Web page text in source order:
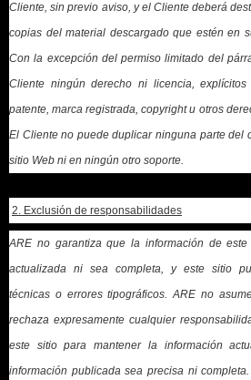
Cliente, sin previo aviso, y el Cliente deberá
copias del material descargado que estén en
Con la excepción del permiso limitado del
Cliente ningún derecho ni licencia,
patente, marca registrada, copyright u otros
El Cliente no puede duplicar ninguna parte del
sitio Web ni en ningún otro soporte.
2. Exclusión de responsabilidades
ARE no garantiza que la información de
actualizada ni sea completa, y este sitio
técnicas o errores tipográficos. ARE no
rechaza expresamente cualquier
este sitio para mantener la información
información publicada sea precisa ni